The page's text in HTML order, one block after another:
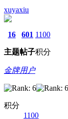
xuyaxiu
16
主题
601
帖子
1100
积分
金牌用户
积分
1100